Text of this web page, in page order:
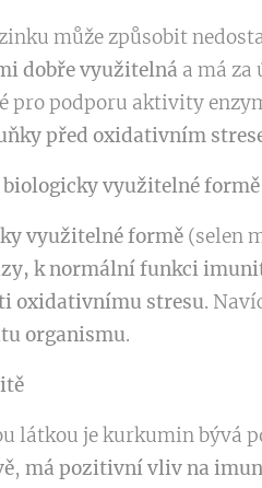
může způsobit
dobře využitelná a má za
pro podporu aktivity
před oxidativním
biologicky využitelné
využitelné formě(selen
k normální funkci
oxidativnímu stresu.
organismu.
látkou je kurkumin bývá
, má pozitivní vliv na